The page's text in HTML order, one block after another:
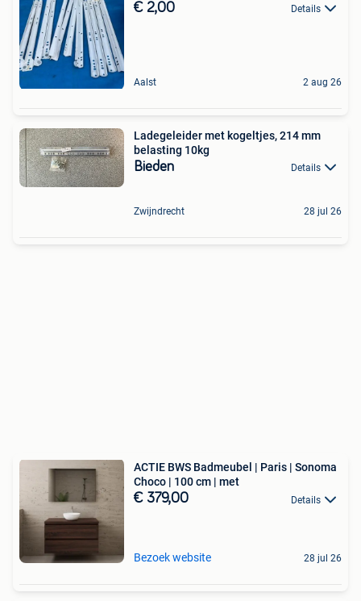
€ 2,00 Details
Aalst 2 aug 26
Ladegeleider met kogeltjes, 214 mm
belasting 10kg
Bieden Details
Zwijndrecht 28 jul 26
ACTIE BWS Badmeubel | Paris | Sonoma
Choco | 100 cm | met
€ 379,00 Details
Bezoek website 28 jul 26